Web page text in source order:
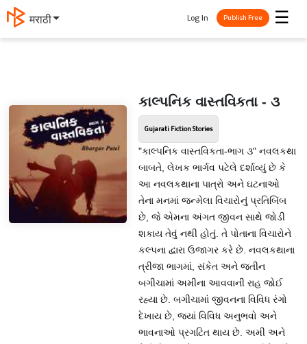
मराठी ☰
Log In Publish Free
કાલ્પનિક વાસ્તવિકતા - ૩
Gujarati Fiction Stories
"કાલ્પનિક વાસ્તવિકતા-ભાગ ૩" નવલકથા
બાબતે, લેખક ભાર્ગવ પટેલે દર્શાવ્યું છે કે
આ નવલકથાના પાત્રો અને ઘટનાઓ
તેના મનમાં જન્મેલા વિચારોનું પ્રતિબિંબ
છે, જે એમના અંગત જીવન સાથે જોડી
શકાય તેવું નથી હોતું. તે પોતાના વિચારોને
કલ્પના દ્વારા ઉજાગર કરે છે. નવલકથાના
ત્રીજા ભાગમાં, સંકેત અને જતીન
બગીચામાં અમીના આવવાની રાહ જોઈ
રહ્યા છે. બગીચામાં જીવનના વિવિધ રંગો
દેખાય છે, જ્યાં વિવિધ અનુભવો અને
ભાવનાઓ પ્રગટિત થાય છે. અમી અને